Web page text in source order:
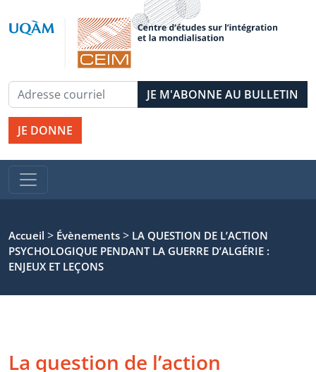
JE DONNE
Accueil > Évènements > LA QUESTION DE L’ACTION
PSYCHOLOGIQUE PENDANT LA GUERRE D’ALGÉRIE :
ENJEUX ET LEÇONS
La question de l’action